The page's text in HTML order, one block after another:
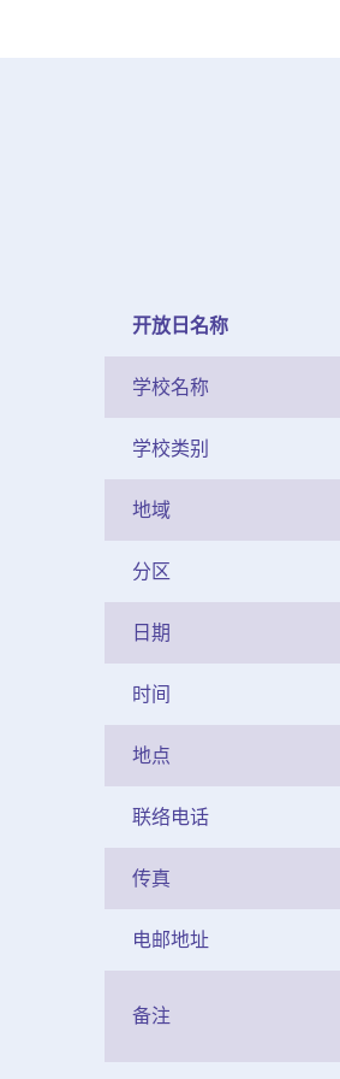
开放日名称
学校名称
学校类别
地域
分区
日期
时间
地点
联络电话
传真
电邮地址
备注